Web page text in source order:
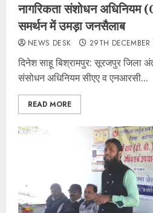
नागरिकता संशोधन अधिनियम
समर्थन में उमड़ा जनसैलाब
NEWS DESK 29TH
दिनेश साहू बिश्रामपुर: सूरजपुर जिला
संसोधन अधिनियम सीएए व एनआरसी...
READ MORE